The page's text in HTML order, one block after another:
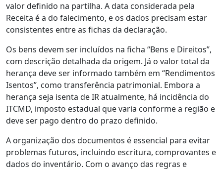
valor definido na partilha. A data considerada pela
Receita é a do falecimento, e os dados precisam estar
consistentes entre as fichas da declaração.
Os bens devem ser incluídos na ficha “Bens e Direitos”,
com descrição detalhada da origem. Já o valor total da
herança deve ser informado também em “Rendimentos
Isentos”, como transferência patrimonial. Embora a
herança seja isenta de IR atualmente, há incidência do
ITCMD, imposto estadual que varia conforme a região e
deve ser pago dentro do prazo definido.
A organização dos documentos é essencial para evitar
problemas futuros, incluindo escritura, comprovantes e
dados do inventário. Com o avanço das regras e